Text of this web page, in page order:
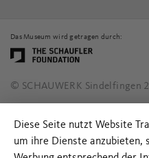
Das Museum wird getragen durch:
© SCHAUWERK Sindelfingen
Diese Seite nutzt Website
um ihre Dienste anzubieten,